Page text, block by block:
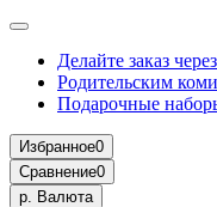
Делайте заказ
Родительским
Подарочные
Избранное0
Сравнение0
р. Валюта